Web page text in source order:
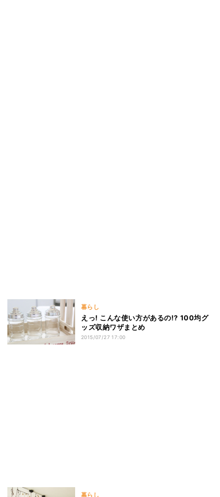
暮らし
えっ! こんな使い方があるの!? 100均グ
ッズ収納ワザまとめ
2015/07/27 17:00
暮らし